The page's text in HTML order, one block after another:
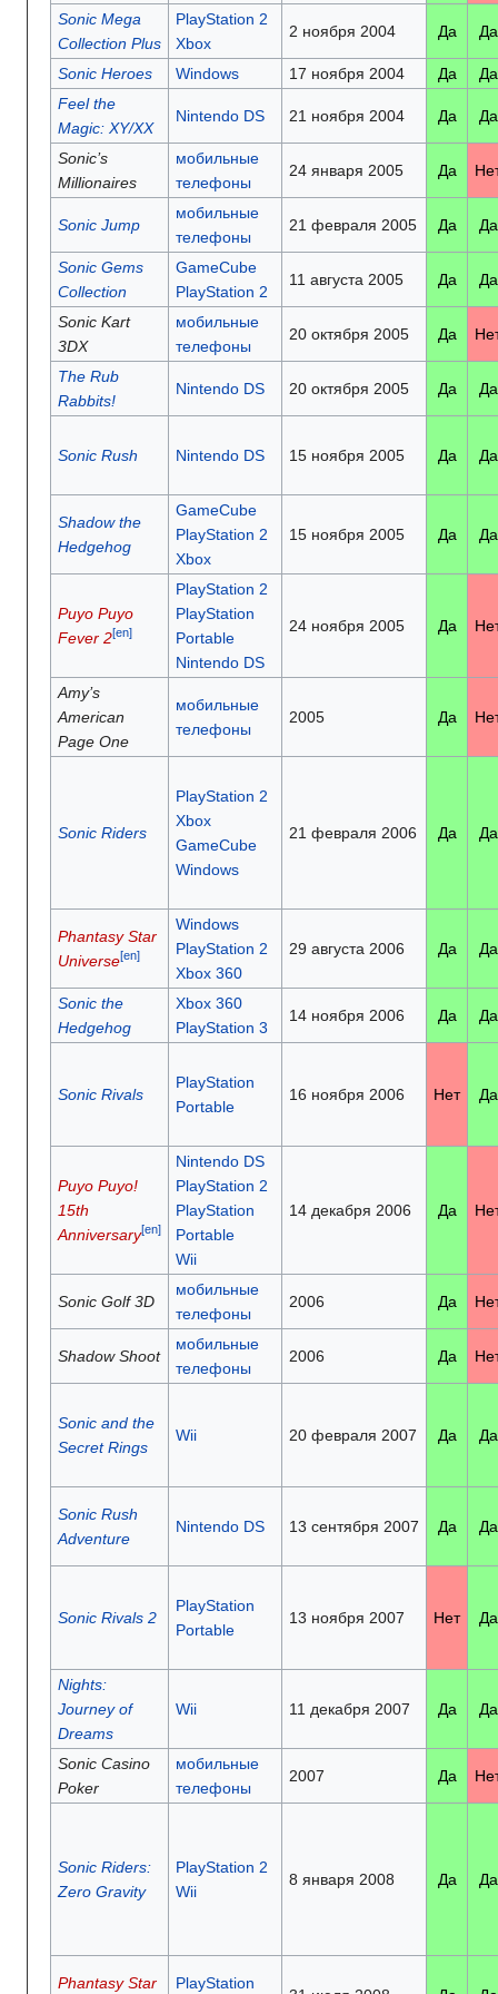
Sonic Mega
Collection Plus
PlayStation 2
Xbox
2 ноября 2004 Да Да
Sonic Heroes Windows 17 ноября 2004 Да
Да
Feel the
Magic: XY/XX
Nintendo DS 21 ноября 2004 Да Да
Sonic’s
Millionaires
мобильные
телефоны
24 января 2005 Да
Sonic Jump
мобильные
телефоны
21 февраля 2005 Да Да
Sonic Gems
Collection
GameCube
PlayStation 2
11 августа 2005 Да Да
Sonic Kart
3DX
мобильные
телефоны
20 октября 2005 Да
The Rub
Rabbits!
Nintendo DS 20 октября 2005 Да Да
Sonic Rush Nintendo DS 15 ноября 2005 Да Да
Shadow the
Hedgehog
GameCube
PlayStation 2
Xbox
15 ноября 2005 Да Да
Puyo Puyo
Fever 2[en]
PlayStation 2
PlayStation
Portable
Nintendo DS
24 ноября 2005 Да
Amy’s
American
Page One
мобильные
телефоны
2005 Да
Sonic Riders
PlayStation 2
Xbox
GameCube
Windows
21 февраля 2006 Да Да
Phantasy Star
Universe[en]
Windows
PlayStation 2
Xbox 360
29 августа 2006 Да Да
Sonic the
Hedgehog
Xbox 360
PlayStation 3
14 ноября 2006 Да Да
Sonic Rivals
PlayStation
Portable
16 ноября 2006 Нет Да
Puyo Puyo!
15th
Anniversary[en]
Nintendo DS
PlayStation 2
PlayStation
Portable
Wii
14 декабря 2006 Да
Sonic Golf 3D
мобильные
телефоны
2006 Да
Shadow Shoot
мобильные
телефоны
2006 Да
Sonic and the
Secret Rings
Wii 20 февраля 2007 Да Да
Sonic Rush
Adventure
Nintendo DS 13 сентября 2007 Да Да
Sonic Rivals 2
PlayStation
Portable
13 ноября 2007 Нет Да
Nights:
Journey of
Dreams
Wii 11 декабря 2007 Да Да
Sonic Casino
Poker
мобильные
телефоны
2007 Да
Sonic Riders:
Zero Gravity
PlayStation 2
Wii
8 января 2008 Да Да
Phantasy Star PlayStation